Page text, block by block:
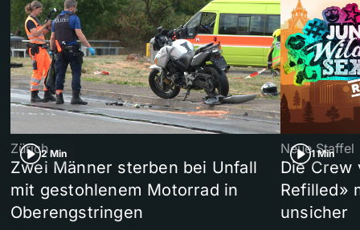
2 Min
Zürich
Zwei Männer sterben bei Unfall
mit gestohlenem Motorrad in
Oberengstringen
1 Min
Neue Staffel
Die Crew
Refilled»
unsicher